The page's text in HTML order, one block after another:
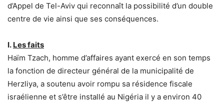
d’Appel de Tel-Aviv qui reconnaît la possibilité d’un double
centre de vie ainsi que ses conséquences.
I. Les faits
Haïm Tzach, homme d’affaires ayant exercé en son temps
la fonction de directeur général de la municipalité de
Herzliya, a soutenu avoir rompu sa résidence fiscale
israélienne et s’être installé au Nigéria il y a environ 40